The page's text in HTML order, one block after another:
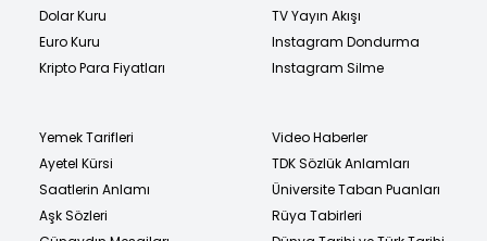
Dolar Kuru
Euro Kuru
Kripto Para Fiyatları
TV Yayın Akışı
Instagram Dondurma
Instagram Silme
Yemek Tarifleri
Ayetel Kürsi
Saatlerin Anlamı
Aşk Sözleri
Video Haberler
TDK Sözlük Anlamları
Üniversite Taban Puanları
Rüya Tabirleri